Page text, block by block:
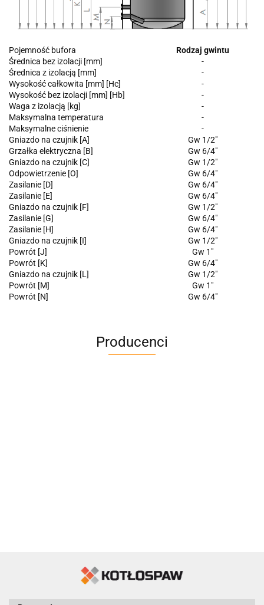
Pojemność bufora
Rodzaj gwintu
Średnica bez izolacji [mm]
-
Średnica z izolacją [mm]
-
Wysokość całkowita [mm] [Hc]
-
Wysokość bez izolacji [mm] [Hb]
-
Waga z izolacją [kg]
-
Maksymalna temperatura
-
Maksymalne ciśnienie
-
Gniazdo na czujnik [A]
Gw 1/2"
Grzałka elektryczna [B]
Gw 6/4"
Gniazdo na czujnik [C]
Gw 1/2"
Odpowietrzenie [O]
Gw 6/4"
Zasilanie [D]
Gw 6/4"
Zasilanie [E]
Gw 6/4"
Gniazdo na czujnik [F]
Gw 1/2"
Zasilanie [G]
Gw 6/4"
Zasilanie [H]
Gw 6/4"
Gniazdo na czujnik [I]
Gw 1/2"
Powrót [J]
Gw 1"
Powrót [K]
Gw 6/4"
Gniazdo na czujnik [L]
Gw 1/2"
Powrót [M]
Gw 1"
Powrót [N]
Gw 6/4"
Producenci